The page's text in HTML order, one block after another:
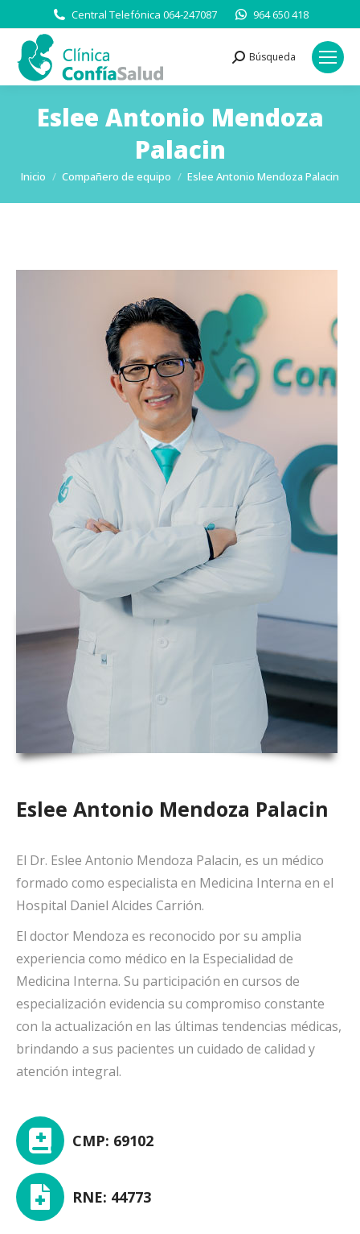
Central Telefónica 064-247087 964 650 418
Buscar:
Búsqueda
Eslee Antonio Mendoza
Palacin
Estás aquí:
Inicio Compañero de equipo Eslee Antonio Mendoza Palacin
Eslee Antonio Mendoza Palacin
El Dr. Eslee Antonio Mendoza Palacin, es un médico
formado como especialista en Medicina Interna en el
Hospital Daniel Alcides Carrión.
El doctor Mendoza es reconocido por su amplia
experiencia como médico en la Especialidad de
Medicina Interna. Su participación en cursos de
especialización evidencia su compromiso constante
con la actualización en las últimas tendencias médicas,
brindando a sus pacientes un cuidado de calidad y
atención integral.
CMP: 69102
RNE: 44773